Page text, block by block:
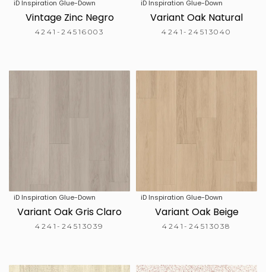
iD Inspiration Glue-Down
Vintage Zinc Negro
4241-24516003
iD Inspiration Glue-Down
Variant Oak Natural
4241-24513040
iD Inspiration Glue-Down
Variant Oak Gris Claro
4241-24513039
iD Inspiration Glue-Down
Variant Oak Beige
4241-24513038